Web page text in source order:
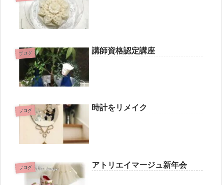
ブログ 講師資格認定講座
ブログ 時計をリメイク
ブログ アトリエイマージュ新年会